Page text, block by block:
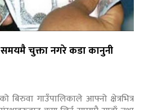
चुक्ता नगरे कडा कानुनी
बिरुवा गाउँपालिकाले आफ्नो क्षेत्रभित्र